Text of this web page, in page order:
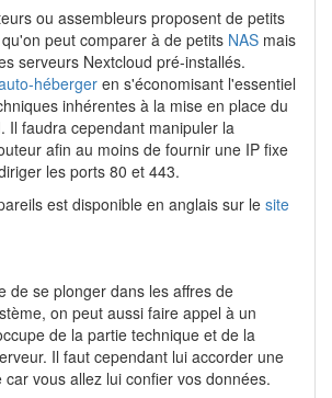
ou assembleurs proposent de petits
peut comparer à de petits NAS mais
serveurs Nextcloud pré-installés.
héberger en s'économisant l'essentiel
inhérentes à la mise en place du
Il faudra cependant manipuler la
afin au moins de fournir une IP fixe
les ports 80 et 443.
est disponible en anglais sur le site
de se plonger dans les affres de
on peut aussi faire appel à un
de la partie technique et de la
Il faut cependant lui accorder une
vous allez lui confier vos données.